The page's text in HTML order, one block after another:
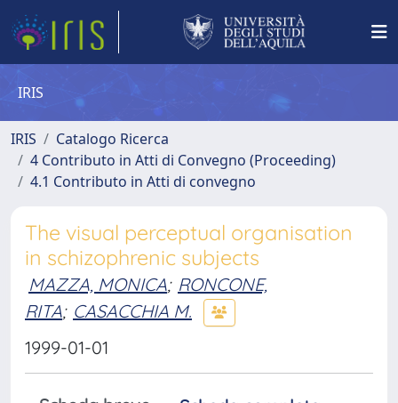
IRIS
IRIS
Catalogo Ricerca
4 Contributo in Atti di Convegno (Proceeding)
4.1 Contributo in Atti di convegno
The visual perceptual organisation
in schizophrenic subjects
MAZZA, MONICA; RONCONE,
RITA; CASACCHIA M.
1999-01-01